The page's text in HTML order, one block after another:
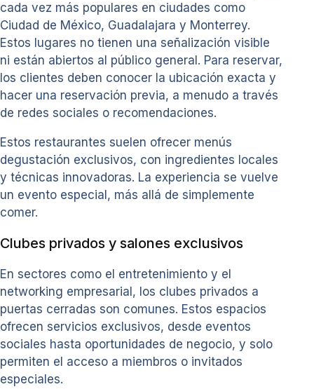
cada vez más populares en ciudades como
Ciudad de México, Guadalajara y Monterrey.
Estos lugares no tienen una señalización visible
ni están abiertos al público general. Para reservar,
los clientes deben conocer la ubicación exacta y
hacer una reservación previa, a menudo a través
de redes sociales o recomendaciones.
Estos restaurantes suelen ofrecer menús
degustación exclusivos, con ingredientes locales
y técnicas innovadoras. La experiencia se vuelve
un evento especial, más allá de simplemente
comer.
Clubes privados y salones exclusivos
En sectores como el entretenimiento y el
networking empresarial, los clubes privados a
puertas cerradas son comunes. Estos espacios
ofrecen servicios exclusivos, desde eventos
sociales hasta oportunidades de negocio, y solo
permiten el acceso a miembros o invitados
especiales.